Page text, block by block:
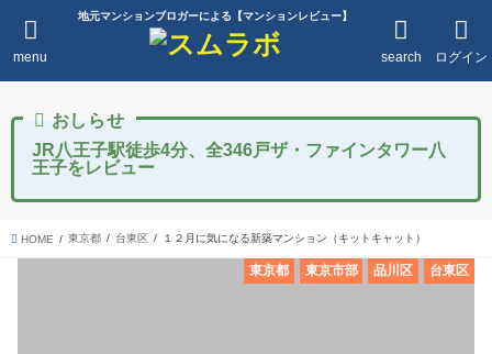
地元マンションブロガーによる【マンションレビュー】
ログイン
search
menu
JR八王子駅徒歩4分、全346戸ザ・ファインタワー八
王子をレビュー
HOME 東京都 台東区 １２月に気になる新築マンション（キットキャット）
台東区
品川区
東京市部
東京都